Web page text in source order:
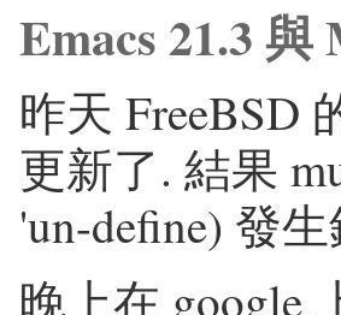
Emacs 21.3 與
昨天 FreeBSD
更新了. 結果
'un-define) 發
晚上在 google